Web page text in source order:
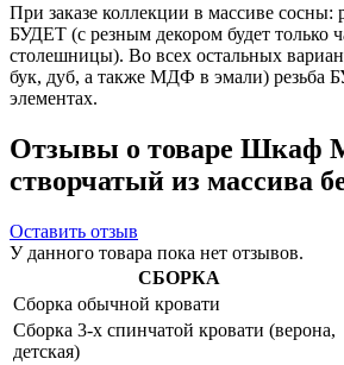
При заказе коллекции в массиве сосны:
БУДЕТ (с резным декором будет только
столешницы). Во всех остальных
бук, дуб, а также МДФ в эмали) резьба
элементах.
Отзывы о товаре Шкаф
створчатый из массива
Оставить отзыв
У данного товара пока нет отзывов.
СБОРКА
Сборка обычной кровати
Сборка 3-х спинчатой кровати (верона,
детская)